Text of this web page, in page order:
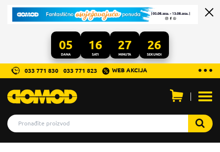
05
DANA
16
SATI
27
MINUTA
26
SEKUNDI
...
● ● ●
033 771 830 033 771 823 WEB AKCIJA